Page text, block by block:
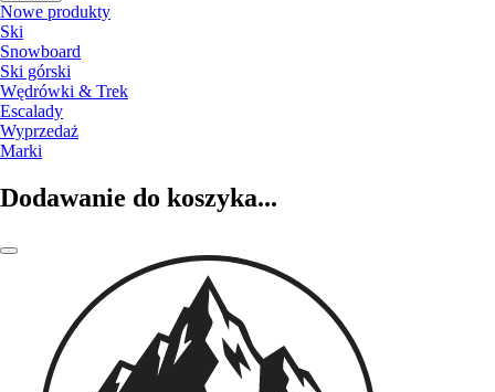
Nowe produkty
Ski
Snowboard
Ski górski
Wędrówki & Trek
Escalady
Wyprzedaż
Marki
Dodawanie do koszyka...